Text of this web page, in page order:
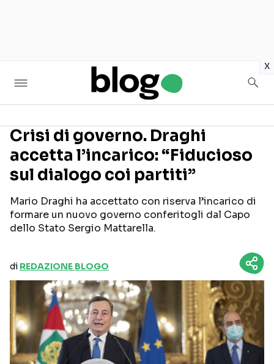
x
Seguici sui social
Crisi di governo. Draghi
accetta l’incarico: “Fiducioso
sul dialogo coi partiti”
Mario Draghi ha accettato con riserva l’incarico di
formare un nuovo governo conferitogli dal Capo
dello Stato Sergio Mattarella.
di REDAZIONE BLOGO